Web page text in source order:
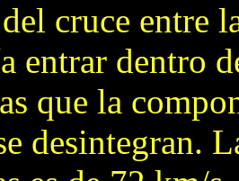
cruce entre
entrar dentro
que la
desintegran.